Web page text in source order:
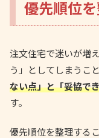
優先順位
注文住宅で迷いが増
う」としてしまうこ
ない点」と「妥協で
す。
優先順位を整理する